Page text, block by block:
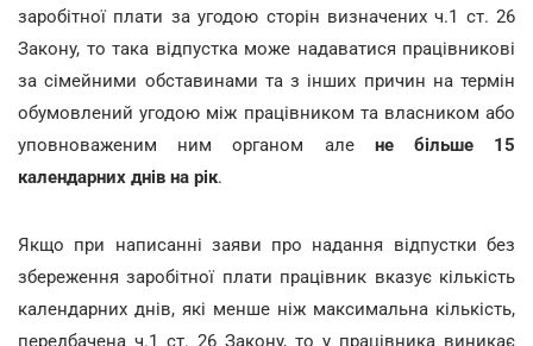
заробітної плати за угодою сторін визначених ч.1 ст. 26
Закону, то така відпустка може надаватися працівникові
за сімейними обставинами та з інших причин на термін
обумовлений угодою між працівником та власником або
уповноваженим ним органом але не більше 15
календарних днів на рік.
Якщо при написанні заяви про надання відпустки без
збереження заробітної плати працівник вказує кількість
календарних днів, які менше ніж максимальна кількість,
передбачена ч.1 ст. 26 Закону, то у працівника виникає